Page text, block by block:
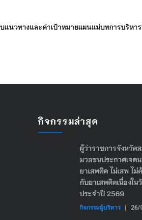
นวทางและค่าเป้าหมายแผนแม่บทการบริหา
กิจกรรมล่าสุด
ผู้ว่าราชการจังหวัด
มวลชนประกาศเจต
ยาเสพติด ไม่เสพ ไม่
กับยาเสพติดเนื่องใ
ประจำปี 2569
กิจกรรมผู้บริหาร | 26/